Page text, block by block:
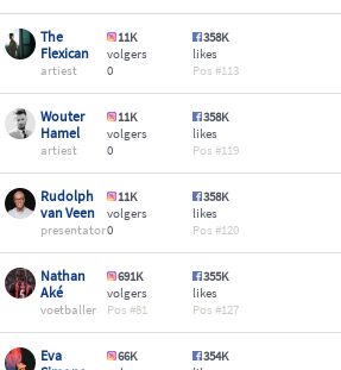
The
Flexican
artiest
11K
volgers
0
358K
likes
113
Wouter
Hamel
artiest
11K
volgers
0
358K
likes
119
Rudolph
van Veen
presentator
11K
volgers
0
358K
likes
120
Nathan
Aké
voetballer
691K
volgers
81
355K
likes
127
Eva
66K
354K